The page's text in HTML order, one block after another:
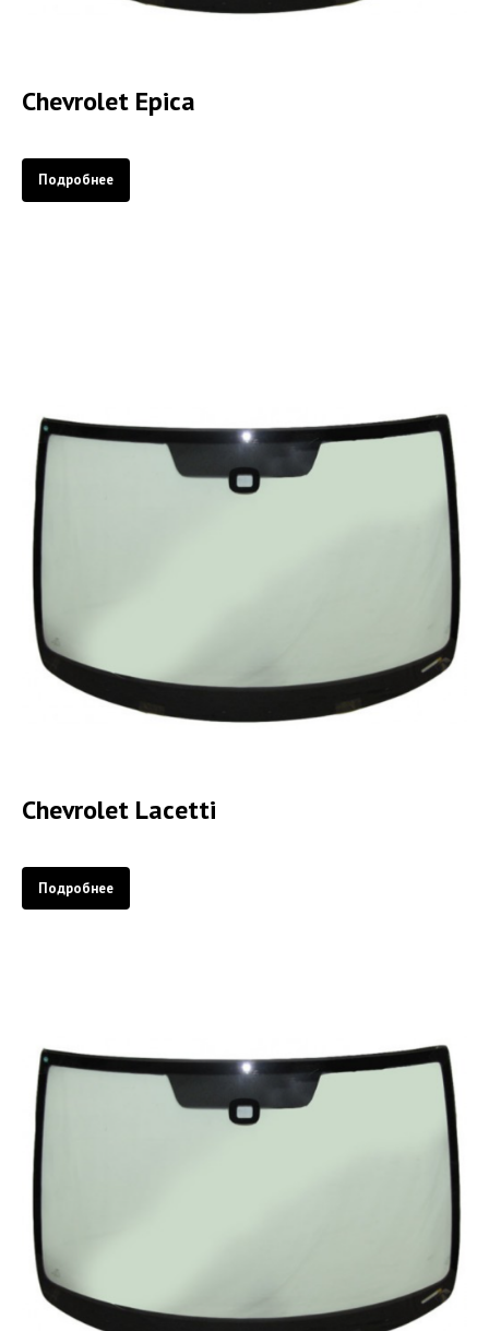
Chevrolet Epica
Подробнее
Chevrolet Lacetti
Подробнее